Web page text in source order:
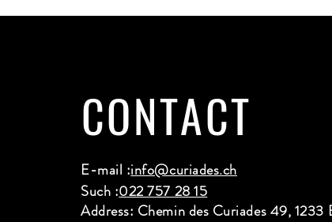
CONTACT
E-mail :info@curiades.ch
Such :022 757 28 15
Address: Chemin des Curiades 49, 1233